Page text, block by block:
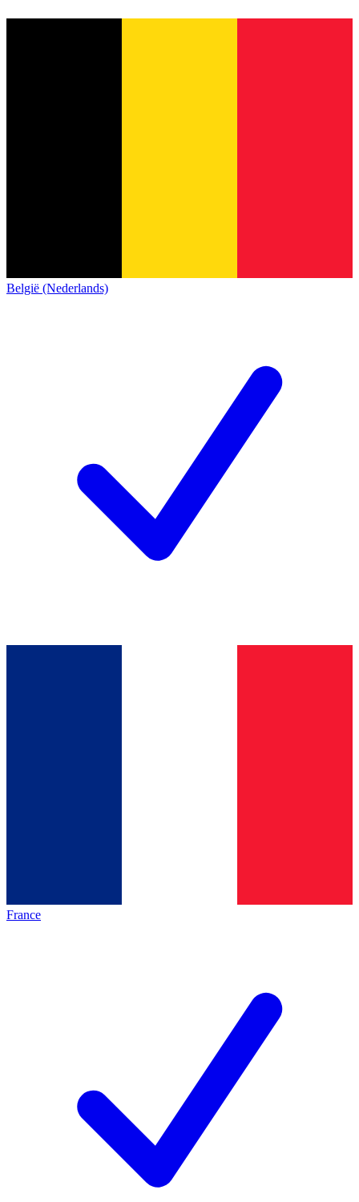
België (Nederlands)
France